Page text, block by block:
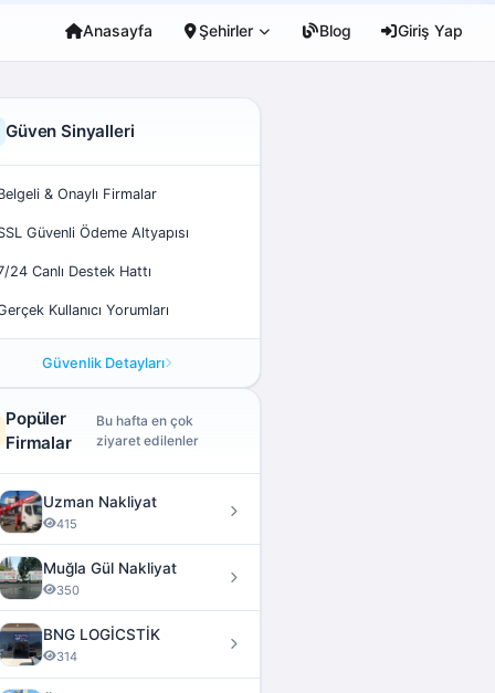
Anasayfa Şehirler Blog Giriş Yap
Güven Sinyalleri
& Onaylı Firmalar
Güvenli Ödeme Altyapısı
24 Canlı Destek Hattı
Kullanıcı Yorumları
Güvenlik Detayları
Popüler
Firmalar
Bu hafta en çok
ziyaret edilenler
Uzman Nakliyat
415
Muğla Gül Nakliyat
350
BNG LOGİCSTİK
314